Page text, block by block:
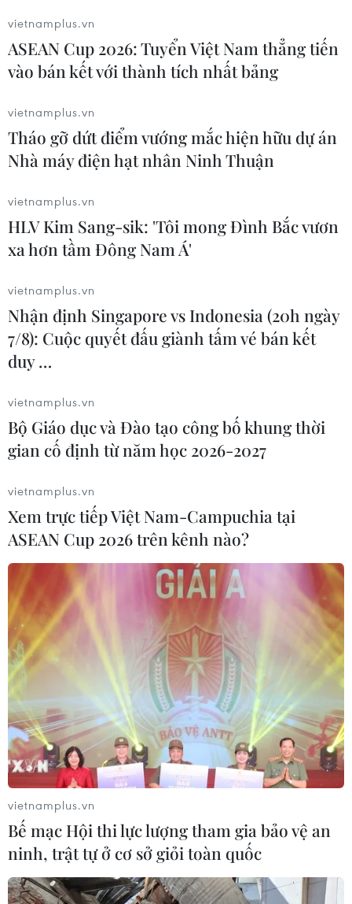
nhất toàn quốc và cũng là địa phương duy nhất
diện tích rừng vượt mức 50% lãnh thổ, với
50,38%.
Từ nhiều năm qua, Cuba tiến hành trồng rừng
với các loại cây gỗ bản địa và có giá trị cao như
gỗ dái ngựa, cẩm quỳ, tuyết tùng, cồng tía hay
gỗ bá vương./.
(TTXVN/Vietnam+)
#Lâm sản #Tỷ lệ che phủ rừng
#tin tức
#tin tức mới nhất
#tin tức 24h
#tin tức mới nhất trong ngày
#tin tức thời sự
#VietnamPlus
#Vietnam #Plus Cuba
Theo dõi VietnamPlus
TIN LIÊN QUAN
vietnamplus.vn
ASEAN Cup 2026: Tuyển Việt Nam thẳng tiến
vào bán kết với thành tích nhất bảng
vietnamplus.vn
Tháo gỡ dứt điểm vướng mắc hiện hữu dự án
Nhà máy điện hạt nhân Ninh Thuận
vietnamplus.vn
HLV Kim Sang-sik: 'Tôi mong Đình Bắc vươn
xa hơn tầm Đông Nam Á'
vietnamplus.vn
Nhận định Singapore vs Indonesia (20h ngày
7/8): Cuộc quyết đấu giành tấm vé bán kết
duy …
vietnamplus.vn
Bộ Giáo dục và Đào tạo công bố khung thời
gian cố định từ năm học 2026-2027
vietnamplus.vn
Xem trực tiếp Việt Nam-Campuchia tại
ASEAN Cup 2026 trên kênh nào?
vietnamplus.vn
Bế mạc Hội thi lực lượng tham gia bảo vệ an
ninh, trật tự ở cơ sở giỏi toàn quốc